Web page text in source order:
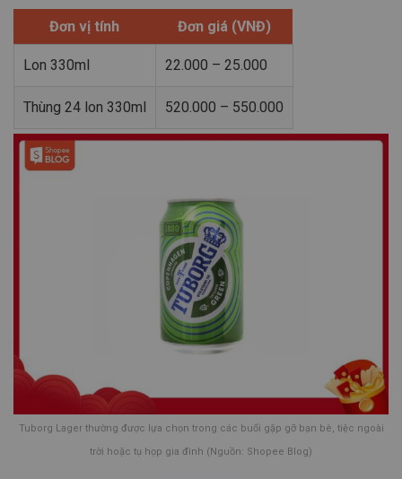
Đơn vị tính Đơn giá (VNĐ)
Lon 330ml 22.000 – 25.000
Thùng 24 lon 330ml 520.000 – 550.000
Tuborg Lager thường được lựa chọn trong các buổi gặp gỡ bạn bè, tiệc ngoài
trời hoặc tụ họp gia đình (Nguồn: Shopee Blog)